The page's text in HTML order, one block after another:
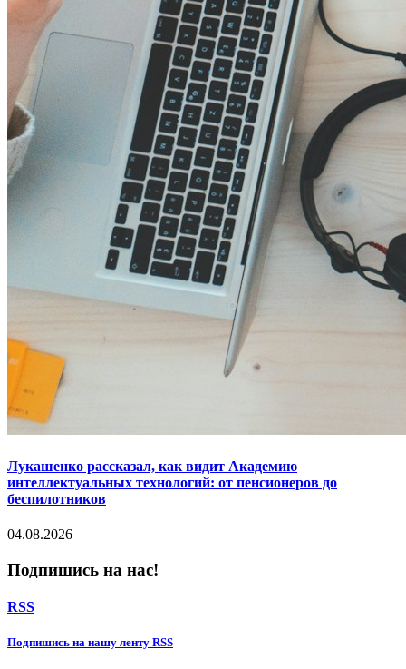
Лукашенко рассказал, как видит Академию
интеллектуальных технологий: от пенсионеров до
беспилотников
04.08.2026
Подпишись на нас!
RSS
Подпишиcь на нашу ленту RSS